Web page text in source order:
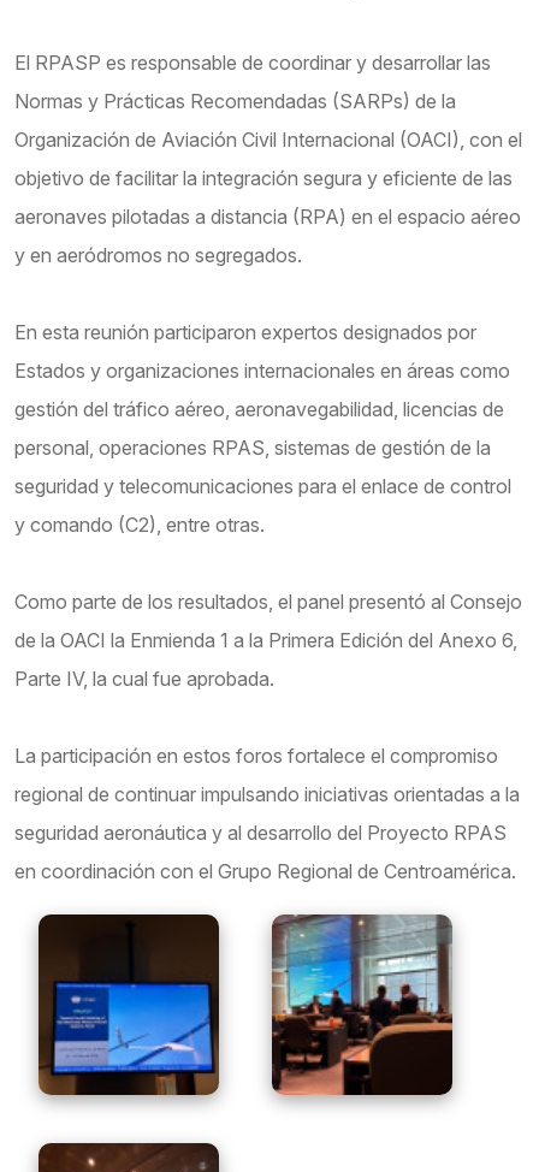
El RPASP es responsable de coordinar y desarrollar las
Normas y Prácticas Recomendadas (SARPs) de la
Organización de Aviación Civil Internacional (OACI), con el
objetivo de facilitar la integración segura y eficiente de las
aeronaves pilotadas a distancia (RPA) en el espacio aéreo
y en aeródromos no segregados.
En esta reunión participaron expertos designados por
Estados y organizaciones internacionales en áreas como
gestión del tráfico aéreo, aeronavegabilidad, licencias de
personal, operaciones RPAS, sistemas de gestión de la
seguridad y telecomunicaciones para el enlace de control
y comando (C2), entre otras.
Como parte de los resultados, el panel presentó al Consejo
de la OACI la Enmienda 1 a la Primera Edición del Anexo 6,
Parte IV, la cual fue aprobada.
La participación en estos foros fortalece el compromiso
regional de continuar impulsando iniciativas orientadas a la
seguridad aeronáutica y al desarrollo del Proyecto RPAS
en coordinación con el Grupo Regional de Centroamérica.